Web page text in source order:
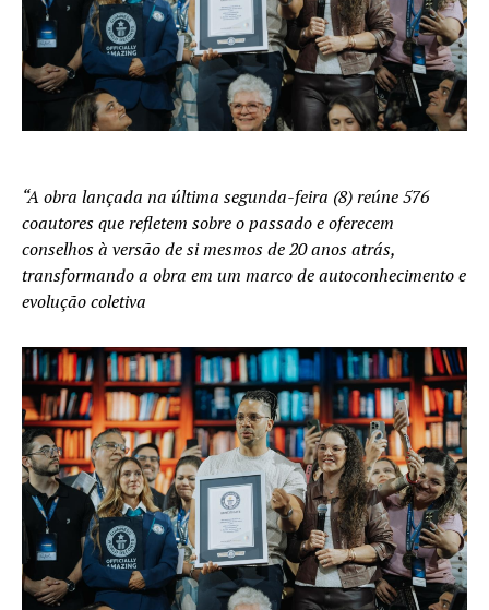
“A obra lançada na última segunda-feira (8) reúne 576
coautores que refletem sobre o passado e oferecem
conselhos à versão de si mesmos de 20 anos atrás,
transformando a obra em um marco de autoconhecimento e
evolução coletiva